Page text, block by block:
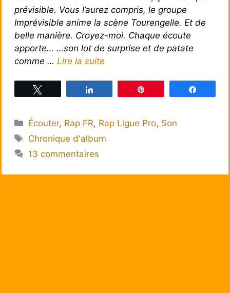
prévisible. Vous l’aurez compris, le groupe
Imprévisible anime la scène Tourengelle. Et de
belle manière. Croyez-moi. Chaque écoute
apporte… …son lot de surprise et de patate
comme … Lire la suite
Catégories
Écouter, Rap FR, Rap Ligue Pro, Son
Étiquettes
Chronique d'album
13 commentaires